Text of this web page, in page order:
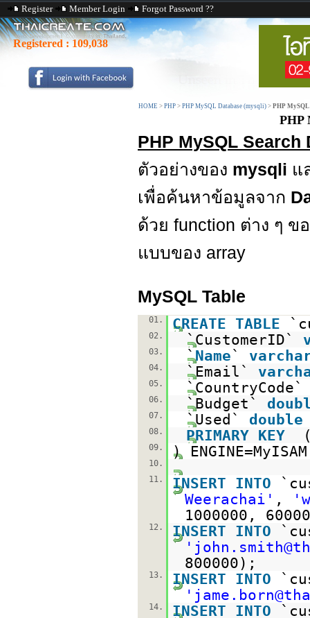
Register Member Login Forgot Password ??
Registered : 109,038
HOME > PHP > PHP MySQL Database (mysqli) > PHP MySQL
PHP
PHP MySQL
ตัวอย่างของ mysqli แ
เพื่อค้นหาข้อมูลจาก
ด้วย function ต่าง ๆ ข
แบบของ array
MySQL Table
01. CREATE TABLE
02. `CustomerID`
03. `Name`
04. `Email`
05.
06. `Budget`
07. `Used` double
08. PRIMARY KEY
09. )
10.
11.
INSERT INTO
Weerachai' ,
1000000,
12. INSERT INTO
800000);
13. INSERT INTO
14. INSERT INTO